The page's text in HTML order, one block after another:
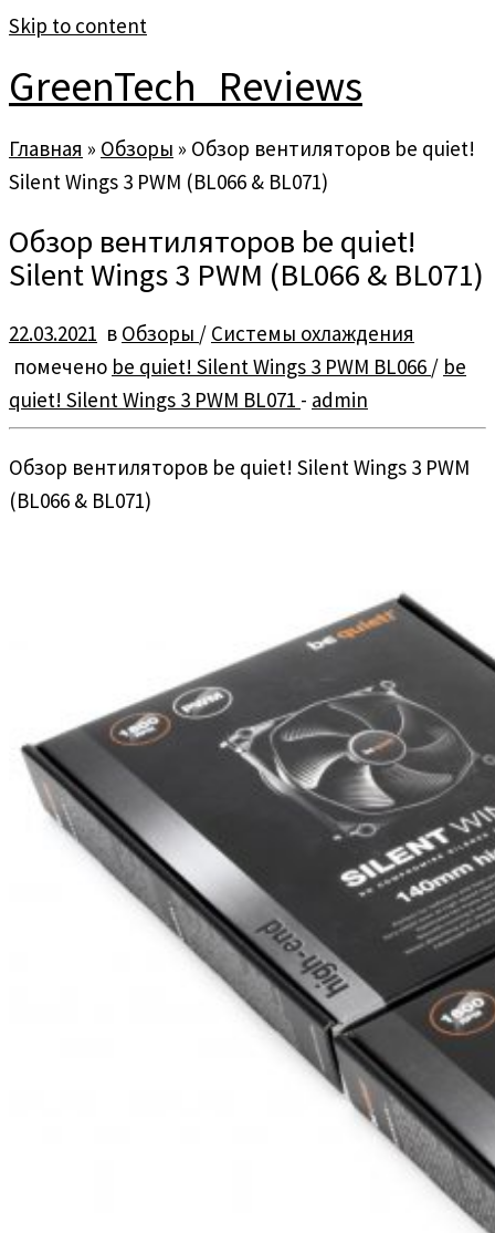
Skip to content
GreenTech_Reviews
Главная » Обзоры » Обзор вентиляторов be quiet!
Silent Wings 3 PWM (BL066 & BL071)
Обзор вентиляторов be quiet!
Silent Wings 3 PWM (BL066 & BL071)
22.03.2021 в Обзоры / Системы охлаждения
помечено be quiet! Silent Wings 3 PWM BL066 / be
quiet! Silent Wings 3 PWM BL071 - admin
Обзор вентиляторов be quiet! Silent Wings 3 PWM
(BL066 & BL071)